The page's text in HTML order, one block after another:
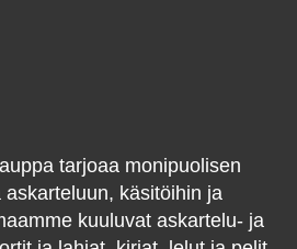
tarjoaa monipuolisen
käsitöihin ja
kuuluvat askartelu- ja